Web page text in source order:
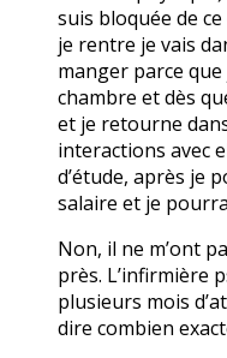
suis bloquée de
je rentre je vais
manger parce
chambre et dès
et je retourne
interactions avec
d’étude, après je
salaire et je
Non, il ne m’ont
près. L’infirmière
plusieurs mois
dire combien